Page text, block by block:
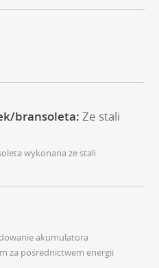
bransoleta: Ze stali
wykonana ze stali
akumulatora
za pośrednictwem energii